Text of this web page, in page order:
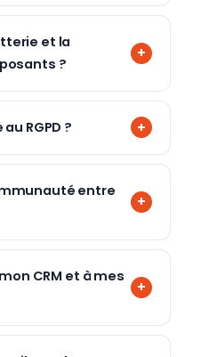
et la
?
RGPD ?
entre
CRM et à mes